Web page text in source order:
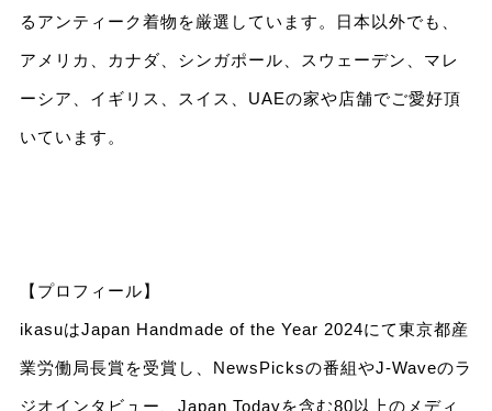
るアンティーク着物を厳選しています。日本以外でも、
アメリカ、カナダ、シンガポール、スウェーデン、マレ
ーシア、イギリス、スイス、UAEの家や店舗でご愛好頂
いています。
【プロフィール】
ikasuはJapan Handmade of the Year 2024にて東京都産
業労働局長賞を受賞し、NewsPicksの番組やJ-Waveのラ
ジオインタビュー、Japan Todayを含む80以上のメディ